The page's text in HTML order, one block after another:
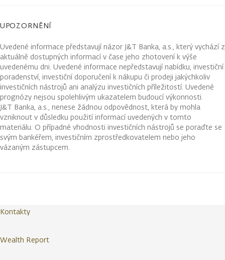
UPOZORNĚNÍ
Uvedené informace představují názor J&T Banka, a.s., který vychází z
aktuálně dostupných informací v čase jeho zhotovení k výše
uvedenému dni. Uvedené informace nepředstavují nabídku, investiční
poradenství, investiční doporučení k nákupu či prodeji jakýchkoliv
investičních nástrojů ani analýzu investičních příležitostí. Uvedené
prognózy nejsou spolehlivým ukazatelem budoucí výkonnosti.
J&T Banka, a.s., nenese žádnou odpovědnost, která by mohla
vzniknout v důsledku použití informací uvedených v tomto
materiálu. O případné vhodnosti investičních nástrojů se poraďte se
svým bankéřem, investičním zprostředkovatelem nebo jeho
vázaným zástupcem.
Kontakty
Wealth Report